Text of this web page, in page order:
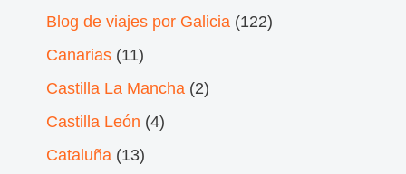
Blog de viajes por Galicia (122)
Canarias (11)
Castilla La Mancha (2)
Castilla León (4)
Cataluña (13)